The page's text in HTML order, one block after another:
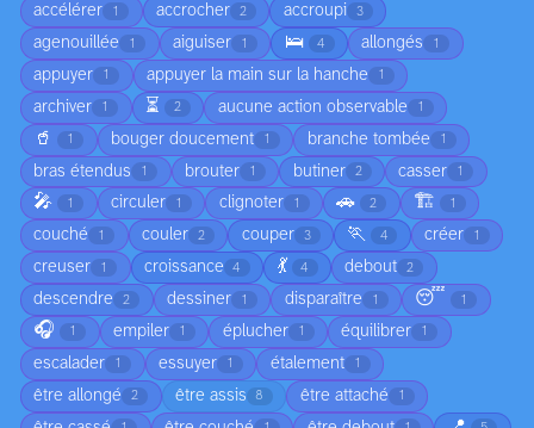
accélérer 1 accrocher 2 accroupi 3
agenouillée 1 aiguiser 1 🛌 4 allongés 1
appuyer 1 appuyer la main sur la hanche 1
archiver 1 ⏳ 2 aucune action observable 1
🥤 1 bouger doucement 1 branche tombée 1
bras étendus 1 brouter 1 butiner 2 casser 1
🎤 1 circuler 1 clignoter 1 🚗 2 🏗️ 1
couché 1 couler 2 couper 3 🏃 4 créer 1
creuser 1 croissance 4 💃 4 debout 2
descendre 2 dessiner 1 disparaître 1 😴 1
🎧 1 empiler 1 éplucher 1 équilibrer 1
escalader 1 essuyer 1 étalement 1
être allongé 2 être assis 8 être attaché 1